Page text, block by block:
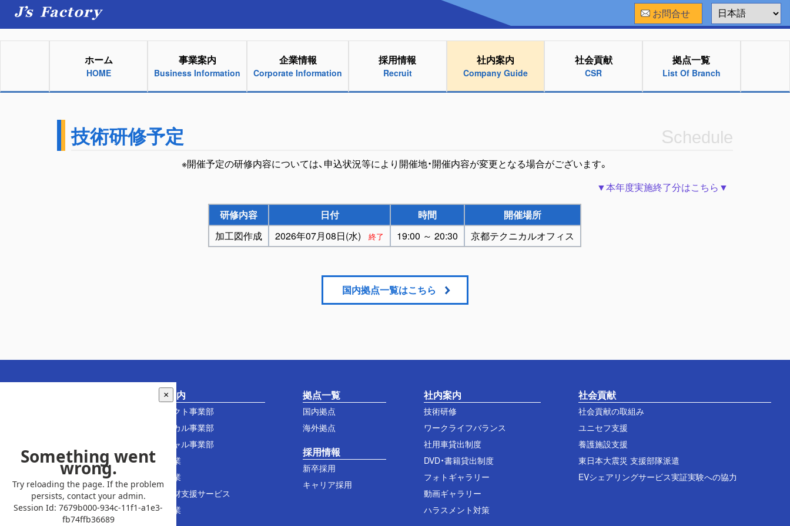
お問合せ
ホーム
HOME
事業案内
Business Information
企業情報
Corporate Information
採用情報
Recruit
社内案内
Company Guide
社会貢献
CSR
拠点一覧
List Of Branch
技術研修予定 Schedule
※開催予定の研修内容については、申込状況等により開催地・開催内容が変更となる場合がございます。
▼本年度実施終了分はこちら▼
研修内容 日付 時間
開催場所
加工図作成
2026年07月08日(水) 終了 19:00 ～ 20:30 京都テクニカルオフィス
国内拠点一覧はこちら
Motor Project
会社ロゴの由来
会社データ
事業案内
プロダクト事業部
テクニカル事業部
アクチャル事業部
紹介事業
送迎事業
外国人材支援サービス
警備事業
拠点一覧
国内拠点
海外拠点
採用情報
新卒採用
キャリア採用
社内案内
技術研修
ワークライフバランス
社用車貸出制度
DVD・書籍貸出制度
フォトギャラリー
動画ギャラリー
ハラスメント対策
社会貢献
社会貢献の取組み
ユニセフ支援
養護施設支援
東日本大震災 支援部隊派遣
EVシェアリングサービス実証実験への協力
×